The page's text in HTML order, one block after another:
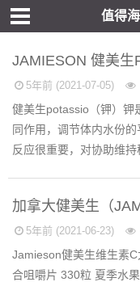
值得
JAMIESON 健美生
5年前 (2021-07-05)
健美生potassio（钾）钾
同作用，调节体内水份
反应很重要，对协助维持
加拿大健美生（
5年前 (2021-06-23)
Jamieson健美生维生素
合咀嚼片 330粒 夏季水